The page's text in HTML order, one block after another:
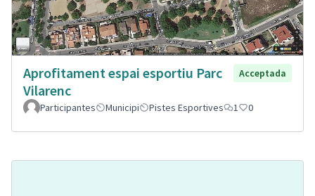
Aprofitament espai esportiu Parc
Vilarenc
Acceptada
Participantes Municipi Pistes Esportives 1 0